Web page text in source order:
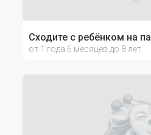
Сходите с ребёнком на
от 1 года 6 месяцев до 8 лет